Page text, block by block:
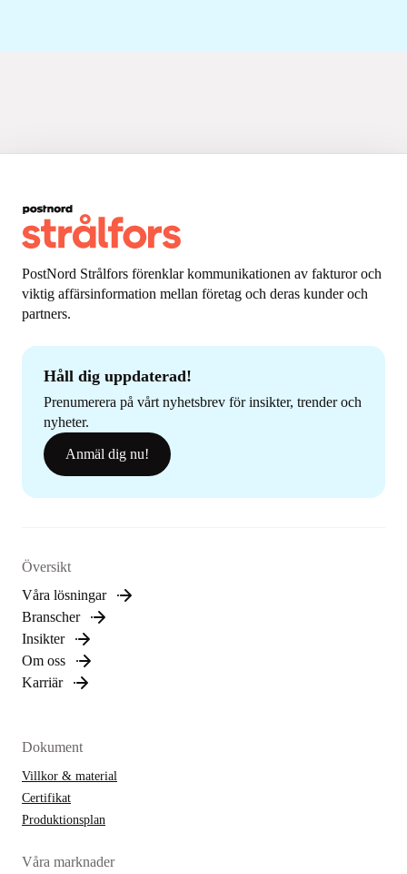
PostNord Strålfors förenklar kommunikationen av fakturor och
viktig affärsinformation mellan företag och deras kunder och
partners.
Håll dig uppdaterad!
Prenumerera på vårt nyhetsbrev för insikter, trender och
nyheter.
Anmäl dig nu!
Översikt
Våra lösningar
Branscher
Insikter
Om oss
Karriär
Dokument
Villkor & material
Certifikat
Produktionsplan
Våra marknader